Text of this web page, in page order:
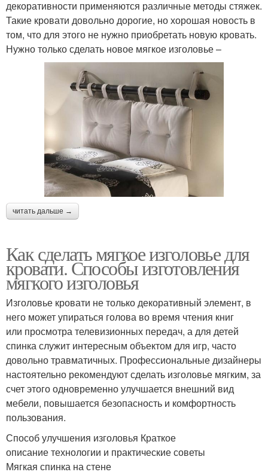
декоративности применяются различные методы стяжек.
Такие кровати довольно дорогие, но хорошая новость в
том, что для этого не нужно приобретать новую кровать.
Нужно только сделать новое мягкое изголовье –
читать дальше →
Как сделать мягкое изголовье для
кровати. Способы изготовления
мягкого изголовья
Изголовье кровати не только декоративный элемент, в
него может упираться голова во время чтения книг
или просмотра телевизионных передач, а для детей
спинка служит интересным объектом для игр, часто
довольно травматичных. Профессиональные дизайнеры
настоятельно рекомендуют сделать изголовье мягким, за
счет этого одновременно улучшается внешний вид
мебели, повышается безопасность и комфортность
пользования.
Способ улучшения изголовья Краткое
описание технологии и практические советы
Мягкая спинка на стене